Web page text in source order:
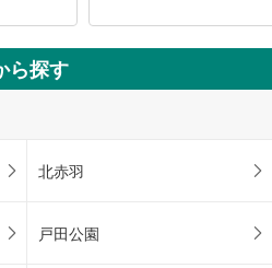
ら探す
北赤羽
戸田公園